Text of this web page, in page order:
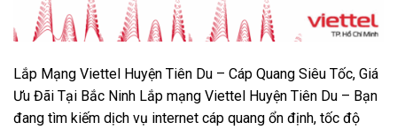
Lắp Mạng Viettel Huyện Tiên Du – Cáp Quang Siêu Tốc, Giá
Ưu Đãi Tại Bắc Ninh Lắp mạng Viettel Huyện Tiên Du – Bạn
đang tìm kiếm dịch vụ internet cáp quang ổn định, tốc độ